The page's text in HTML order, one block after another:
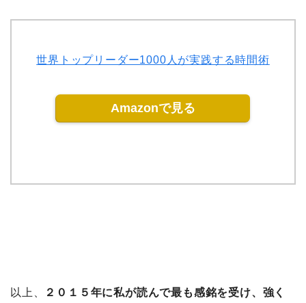
世界トップリーダー1000人が実践する時間術
Amazonで見る
以上、
２０１５年に私が読んで最も感銘を受け、強く